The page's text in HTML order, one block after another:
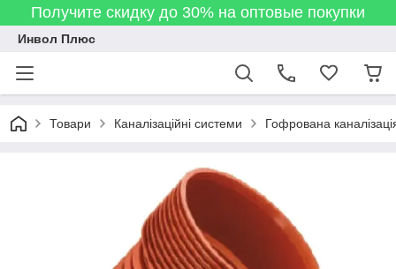
Получите скидку до 30% на оптовые покупки
Инвол Плюс
Товари Каналізаційні системи Гофрована